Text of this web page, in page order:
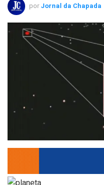
por Jornal da Chapada